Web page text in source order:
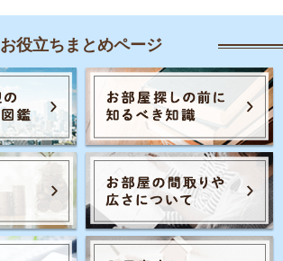
お役立ちまとめページ